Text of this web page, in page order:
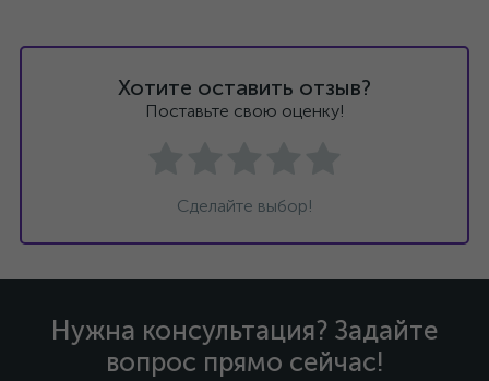
Хотите оставить отзыв?
Поставьте свою оценку!
Сделайте выбор!
Нужна консультация? Задайте
вопрос прямо сейчас!